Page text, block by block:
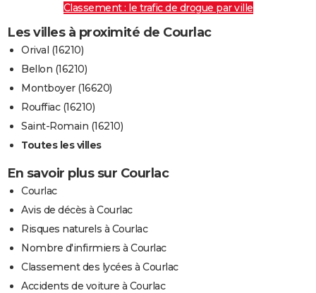
Classement : le trafic de drogue par ville
Les villes à proximité de Courlac
Orival (16210)
Bellon (16210)
Montboyer (16620)
Rouffiac (16210)
Saint-Romain (16210)
Toutes les villes
En savoir plus sur Courlac
Courlac
Avis de décès à Courlac
Risques naturels à Courlac
Nombre d'infirmiers à Courlac
Classement des lycées à Courlac
Accidents de voiture à Courlac